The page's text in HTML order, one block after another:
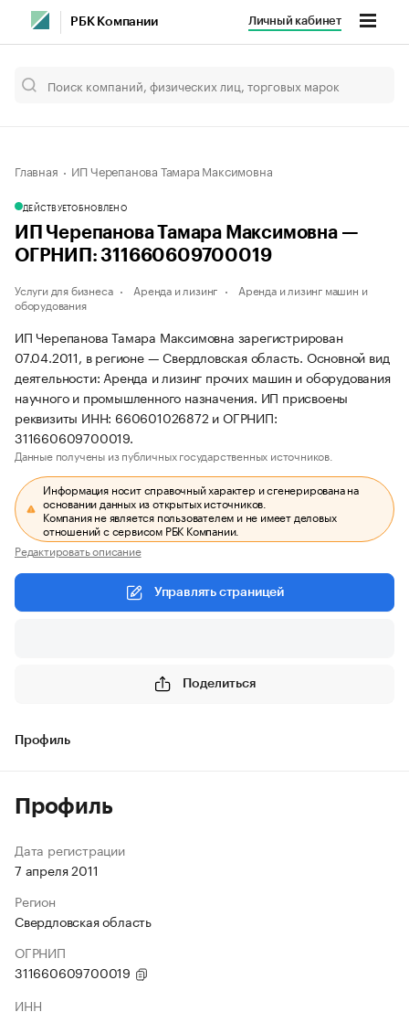
РБК Компании Личный кабинет
Главная ИП Черепанова Тамара Максимовна
ДЕЙСТВУЕТОБНОВЛЕНО
ИП Черепанова Тамара Максимовна —
ОГРНИП: 311660609700019
Услуги для бизнеса Аренда и лизинг
Аренда и лизинг машин и
оборудования
ИП Черепанова Тамара Максимовна зарегистрирован
07.04.2011, в регионе — Свердловская область. Основной вид
деятельности: Аренда и лизинг прочих машин и оборудования
научного и промышленного назначения. ИП присвоены
реквизиты ИНН: 660601026872 и ОГРНИП:
311660609700019.
Данные получены из публичных государственных источников.
Информация носит справочный характер и сгенерирована на
основании данных из открытых источников.
Компания не является пользователем и не имеет деловых
отношений с сервисом РБК Компании.
Редактировать описание
Управлять страницей
Поделиться
Профиль
Профиль
Дата регистрации
7 апреля 2011
Регион
Свердловская область
ОГРНИП
311660609700019
ИНН